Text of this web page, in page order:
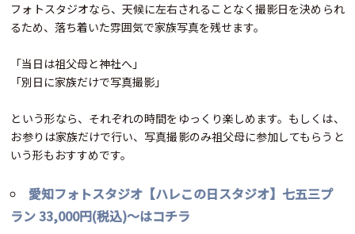
フォトスタジオなら、天候に左右されることなく撮影日を決められ
るため、落ち着いた雰囲気で家族写真を残せます。
「当日は祖父母と神社へ」
「別日に家族だけで写真撮影」
という形なら、それぞれの時間をゆっくり楽しめます。もしくは、
お参りは家族だけで行い、写真撮影のみ祖父母に参加してもらうと
いう形もおすすめです。
愛知フォトスタジオ【ハレこの日スタジオ】七五三プ
ラン 33,000円(税込)～はコチラ